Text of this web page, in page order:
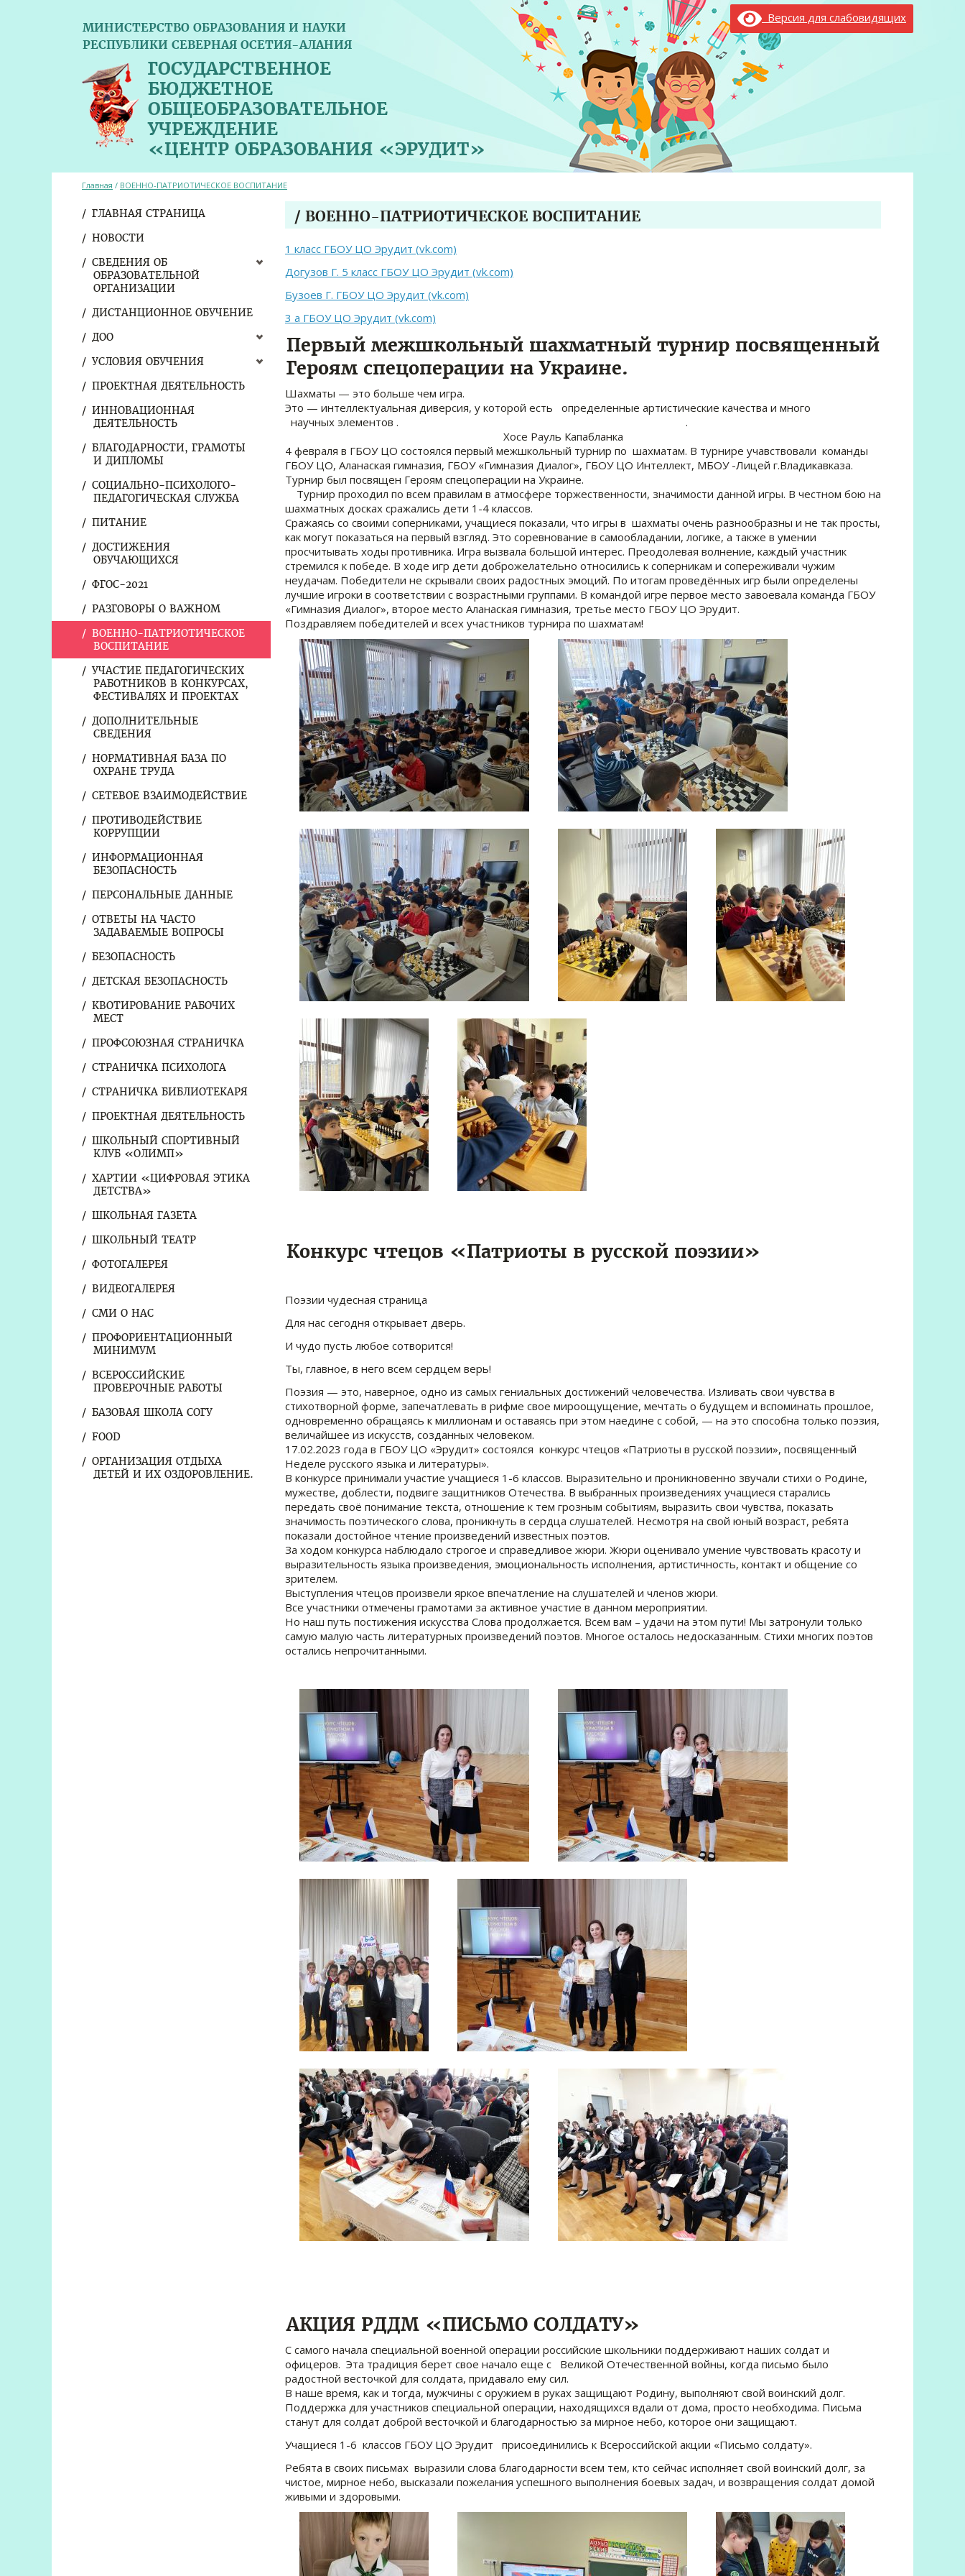
МИНИСТЕРСТВО ОБРАЗОВАНИЯ И НАУКИ
РЕСПУБЛИКИ СЕВЕРНАЯ ОСЕТИЯ-АЛАНИЯ
ГОСУДАРСТВЕННОЕ
БЮДЖЕТНОЕ
ОБЩЕОБРАЗОВАТЕЛЬНОЕ
УЧРЕЖДЕНИЕ
«ЦЕНТР ОБРАЗОВАНИЯ «ЭРУДИТ»
Версия для слабовидящих
ГЛАВНАЯ СТРАНИЦА
НОВОСТИ
СВЕДЕНИЯ ОБ
ОБРАЗОВАТЕЛЬНОЙ
ОРГАНИЗАЦИИ
ДИСТАНЦИОННОЕ ОБУЧЕНИЕ
ДОО
УСЛОВИЯ ОБУЧЕНИЯ
ПРОЕКТНАЯ ДЕЯТЕЛЬНОСТЬ
ИННОВАЦИОННАЯ
ДЕЯТЕЛЬНОСТЬ
БЛАГОДАРНОСТИ, ГРАМОТЫ
И ДИПЛОМЫ
СОЦИАЛЬНО-ПСИХОЛОГО-
ПЕДАГОГИЧЕСКАЯ СЛУЖБА
ПИТАНИЕ
ДОСТИЖЕНИЯ
ОБУЧАЮЩИХСЯ
ФГОС-2021
РАЗГОВОРЫ О ВАЖНОМ
ВОЕННО-ПАТРИОТИЧЕСКОЕ
ВОСПИТАНИЕ
УЧАСТИЕ ПЕДАГОГИЧЕСКИХ
РАБОТНИКОВ В КОНКУРСАХ,
ФЕСТИВАЛЯХ И ПРОЕКТАХ
ДОПОЛНИТЕЛЬНЫЕ
СВЕДЕНИЯ
НОРМАТИВНАЯ БАЗА ПО
ОХРАНЕ ТРУДА
СЕТЕВОЕ ВЗАИМОДЕЙСТВИЕ
ПРОТИВОДЕЙСТВИЕ
КОРРУПЦИИ
ИНФОРМАЦИОННАЯ
БЕЗОПАСНОСТЬ
ПЕРСОНАЛЬНЫЕ ДАННЫЕ
ОТВЕТЫ НА ЧАСТО
ЗАДАВАЕМЫЕ ВОПРОСЫ
БЕЗОПАСНОСТЬ
ДЕТСКАЯ БЕЗОПАСНОСТЬ
КВОТИРОВАНИЕ РАБОЧИХ
МЕСТ
ПРОФСОЮЗНАЯ СТРАНИЧКА
СТРАНИЧКА ПСИХОЛОГА
СТРАНИЧКА БИБЛИОТЕКАРЯ
ПРОЕКТНАЯ ДЕЯТЕЛЬНОСТЬ
ШКОЛЬНЫЙ СПОРТИВНЫЙ
КЛУБ «ОЛИМП»
ХАРТИИ «ЦИФРОВАЯ ЭТИКА
ДЕТСТВА»
ШКОЛЬНАЯ ГАЗЕТА
ШКОЛЬНЫЙ ТЕАТР
ФОТОГАЛЕРЕЯ
ВИДЕОГАЛЕРЕЯ
СМИ О НАС
ПРОФОРИЕНТАЦИОННЫЙ
МИНИМУМ
ВСЕРОССИЙСКИЕ
ПРОВЕРОЧНЫЕ РАБОТЫ
БАЗОВАЯ ШКОЛА СОГУ
FOOD
ОРГАНИЗАЦИЯ ОТДЫХА
ДЕТЕЙ И ИХ ОЗДОРОВЛЕНИЕ.
Главная / ВОЕННО-ПАТРИОТИЧЕСКОЕ ВОСПИТАНИЕ
/ ВОЕННО-ПАТРИОТИЧЕСКОЕ ВОСПИТАНИЕ
1 класс ГБОУ ЦО Эрудит (vk.com)
Догузов Г. 5 класс ГБОУ ЦО Эрудит (vk.com)
Бузоев Г. ГБОУ ЦО Эрудит (vk.com)
3 а ГБОУ ЦО Эрудит (vk.com)
Первый межшкольный шахматный турнир посвященный
Героям спецоперации на Украине.
Шахматы — это больше чем игра.
Это — интеллектуальная диверсия, у которой есть определенные артистические качества и много
научных элементов . .
Хосе Рауль Капабланка
4 февраля в ГБОУ ЦО состоялся первый межшкольный турнир по шахматам. В турнире учавствовали команды
ГБОУ ЦО, Аланаская гимназия, ГБОУ «Гимназия Диалог», ГБОУ ЦО Интеллект, МБОУ -Лицей г.Владикавказа.
Турнир был посвящен Героям спецоперации на Украине.
Турнир проходил по всем правилам в атмосфере торжественности, значимости данной игры. В честном бою на
шахматных досках сражались дети 1-4 классов.
Сражаясь со своими соперниками, учащиеся показали, что игры в шахматы очень разнообразны и не так просты,
как могут показаться на первый взгляд. Это соревнование в самообладании, логике, а также в умении
просчитывать ходы противника. Игра вызвала большой интерес. Преодолевая волнение, каждый участник
стремился к победе. В ходе игр дети доброжелательно относились к соперникам и сопереживали чужим
неудачам. Победители не скрывали своих радостных эмоций. По итогам проведённых игр были определены
лучшие игроки в соответствии с возрастными группами. В командой игре первое место завоевала команда ГБОУ
«Гимназия Диалог», второе место Аланаская гимназия, третье место ГБОУ ЦО Эрудит.
Поздравляем победителей и всех участников турнира по шахматам!
Конкурс чтецов «Патриоты в русской поэзии»
Поэзии чудесная страница
Для нас сегодня открывает дверь.
И чудо пусть любое сотворится!
Ты, главное, в него всем сердцем верь!
Поэзия — это, наверное, одно из самых гениальных достижений человечества. Изливать свои чувства в
стихотворной форме, запечатлевать в рифме свое мироощущение, мечтать о будущем и вспоминать прошлое,
одновременно обращаясь к миллионам и оставаясь при этом наедине с собой, — на это способна только поэзия,
величайшее из искусств, созданных человеком.
17.02.2023 года в ГБОУ ЦО «Эрудит» состоялся конкурс чтецов «Патриоты в русской поэзии», посвященный
Неделе русского языка и литературы».
В конкурсе принимали участие учащиеся 1-6 классов. Выразительно и проникновенно звучали стихи о Родине,
мужестве, доблести, подвиге защитников Отечества. В выбранных произведениях учащиеся старались
передать своё понимание текста, отношение к тем грозным событиям, выразить свои чувства, показать
значимость поэтического слова, проникнуть в сердца слушателей. Несмотря на свой юный возраст, ребята
показали достойное чтение произведений известных поэтов.
За ходом конкурса наблюдало строгое и справедливое жюри. Жюри оценивало умение чувствовать красоту и
выразительность языка произведения, эмоциональность исполнения, артистичность, контакт и общение со
зрителем.
Выступления чтецов произвели яркое впечатление на слушателей и членов жюри.
Все участники отмечены грамотами за активное участие в данном мероприятии.
Но наш путь постижения искусства Слова продолжается. Всем вам – удачи на этом пути! Мы затронули только
самую малую часть литературных произведений поэтов. Многое осталось недосказанным. Стихи многих поэтов
остались непрочитанными.
АКЦИЯ РДДМ «ПИСЬМО СОЛДАТУ»
С самого начала специальной военной операции российские школьники поддерживают наших солдат и
офицеров. Эта традиция берет свое начало еще с Великой Отечественной войны, когда письмо было
радостной весточкой для солдата, придавало ему сил.
В наше время, как и тогда, мужчины с оружием в руках защищают Родину, выполняют свой воинский долг.
Поддержка для участников специальной операции, находящихся вдали от дома, просто необходима. Письма
станут для солдат доброй весточкой и благодарностью за мирное небо, которое они защищают.
Учащиеся 1-6 классов ГБОУ ЦО Эрудит присоединились к Всероссийской акции «Письмо солдату».
Ребята в своих письмах выразили слова благодарности всем тем, кто сейчас исполняет свой воинский долг, за
чистое, мирное небо, высказали пожелания успешного выполнения боевых задач, и возвращения солдат домой
живыми и здоровыми.